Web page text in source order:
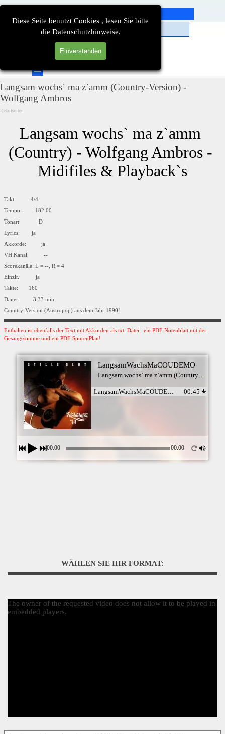
Diese Seite benutzt Cookies , lesen Sie bitte
die Datenschutzhinweise.
Einverstanden
Direkt zum Seiteninhalt
Menü überspringen
Langsam wochs` ma z`amm (Country-Version) -
Wolfgang Ambros
Detailseiten
Langsam wochs` ma z`amm
(Country) - Wolfgang Ambros -
Midifiles & Playback`s
Takt: 4/4
Tempo: 182.00
Tonart: D
Lyrics: ja
Akkorde: ja
VH Kanal: --
Scorekanäle: L = --, R = 4
Einzlr.: ja
Takte: 160
Dauer: 3:33 min
Country-Version (Austropop) aus dem Jahr 1990!
Enthalten ist ebenfalls der Text mit Akkorden als txt. Datei, ein PDF-Notenblatt mit der
Gesangsstimme und ein PDF-SpurenPlan!
LangsamWachsMaCOUDEMO
Langsam wochs` ma z`amm (Country) - Wolfgang Ambros
LangsamWachsMaCOUDEMO 00:45
00:00 00:00
WÄHLEN SIE IHR FORMAT:
The owner of the requested video does not allow it to be played in
embedded players.